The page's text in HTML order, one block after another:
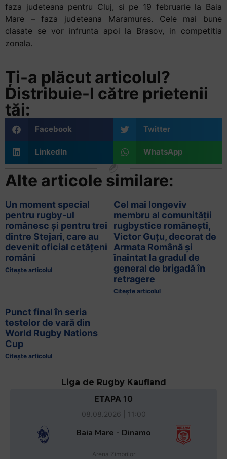
faza judeteana pentru Cluj, si pe 19 februarie la Baia
Mare – faza judeteana Maramures. Cele mai bune
clasate se vor infrunta apoi la Brasov, in competitia
zonala.
Ți-a plăcut articolul?
Distribuie-l către prietenii
tăi:
Facebook Twitter
LinkedIn WhatsApp
Alte articole similare:
Un moment special
pentru rugby-ul
românesc și pentru trei
dintre Stejari, care au
devenit oficial cetățeni
români
Citește articolul
Cel mai longeviv
membru al comunității
rugbystice românești,
Victor Guțu, decorat de
Armata Română și
înaintat la gradul de
general de brigadă în
retragere
Citește articolul
Punct final în seria
testelor de vară din
World Rugby Nations
Cup
Citește articolul
Liga de Rugby Kaufland
ETAPA 10
08.08.2026 | 11:00
Baia Mare - Dinamo
Arena Zimbrilor